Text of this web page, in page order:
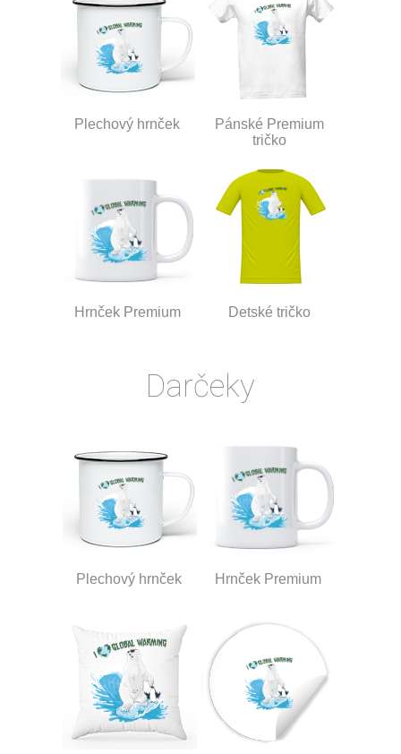
Plechový hrnček
Pánské Premium
tričko
Hrnček Premium Detské tričko
Darčeky
Plechový hrnček Hrnček Premium